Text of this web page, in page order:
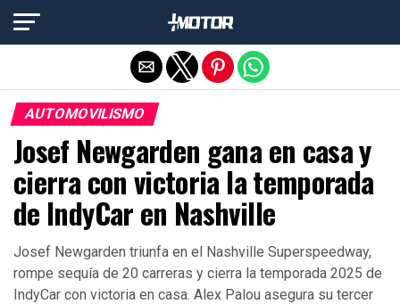
AUTOMOVILISMO
Josef Newgarden gana en casa y
cierra con victoria la temporada
de IndyCar en Nashville
Josef Newgarden triunfa en el Nashville Superspeedway,
rompe sequía de 20 carreras y cierra la temporada 2025 de
IndyCar con victoria en casa. Alex Palou asegura su tercer
Salir de la versión móvil